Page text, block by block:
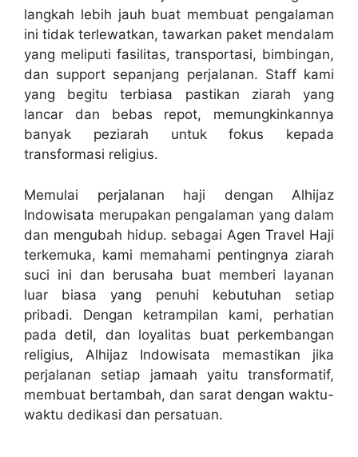
langkah lebih jauh buat membuat pengalaman
ini tidak terlewatkan, tawarkan paket mendalam
yang meliputi fasilitas, transportasi, bimbingan,
dan support sepanjang perjalanan. Staff kami
yang begitu terbiasa pastikan ziarah yang
lancar dan bebas repot, memungkinkannya
banyak peziarah untuk fokus kepada
transformasi religius.
Memulai perjalanan haji dengan Alhijaz
Indowisata merupakan pengalaman yang dalam
dan mengubah hidup. sebagai Agen Travel Haji
terkemuka, kami memahami pentingnya ziarah
suci ini dan berusaha buat memberi layanan
luar biasa yang penuhi kebutuhan setiap
pribadi. Dengan ketrampilan kami, perhatian
pada detil, dan loyalitas buat perkembangan
religius, Alhijaz Indowisata memastikan jika
perjalanan setiap jamaah yaitu transformatif,
membuat bertambah, dan sarat dengan waktu-
waktu dedikasi dan persatuan.